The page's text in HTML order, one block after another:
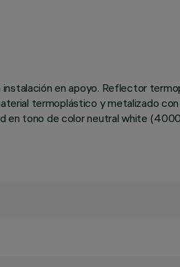
en apoyo. Reflector
termoplástico y metalizado
en tono de color neutral white